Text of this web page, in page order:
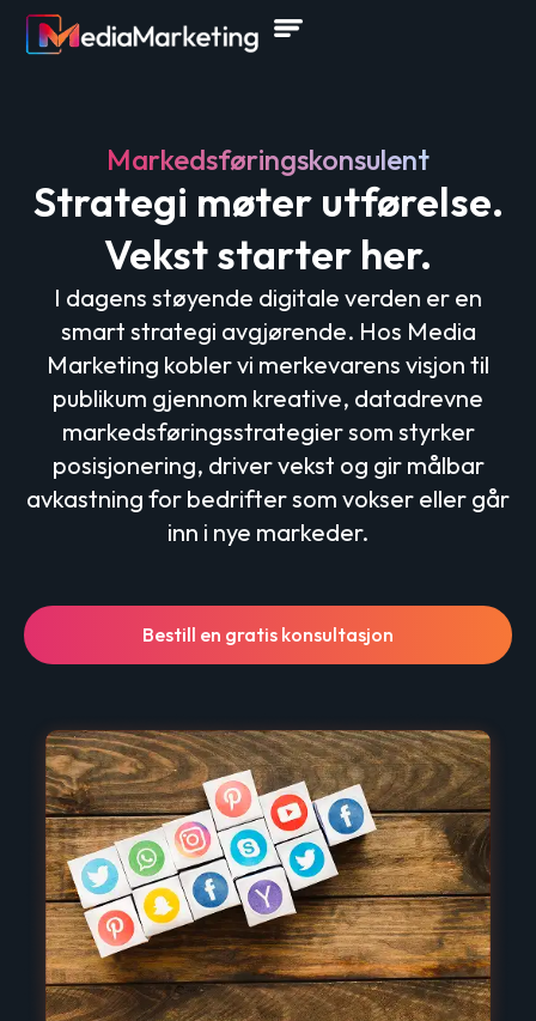
Markedsføringskonsulent
Strategi møter utførelse.
Vekst starter her.
I dagens støyende digitale verden er en
smart strategi avgjørende. Hos Media
Marketing kobler vi merkevarens visjon til
publikum gjennom kreative, datadrevne
markedsføringsstrategier som styrker
posisjonering, driver vekst og gir målbar
avkastning for bedrifter som vokser eller går
inn i nye markeder.
Bestill en gratis konsultasjon